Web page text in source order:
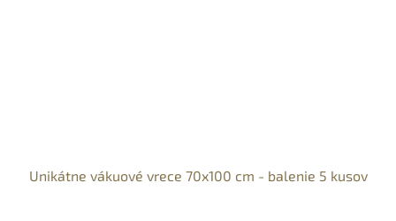
Unikátne vákuové vrece 70x100 cm - balenie 5 kusov